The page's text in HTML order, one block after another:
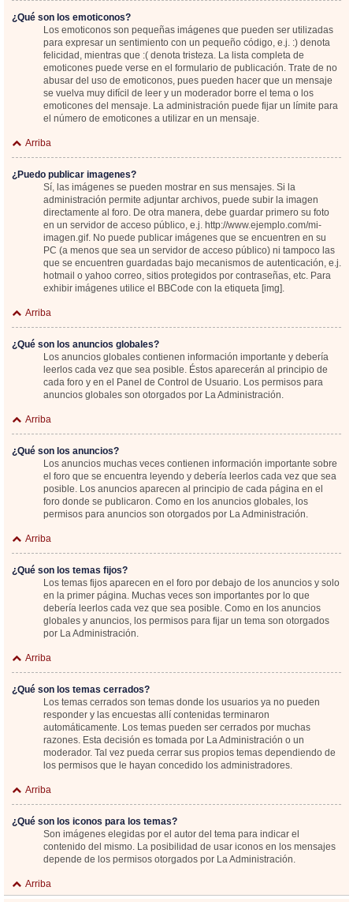
¿Qué son los emoticonos?
Los emoticonos son pequeñas imágenes que pueden ser utilizadas
para expresar un sentimiento con un pequeño código, e.j. :) denota
felicidad, mientras que :( denota tristeza. La lista completa de
emoticones puede verse en el formulario de publicación. Trate de no
abusar del uso de emoticonos, pues pueden hacer que un mensaje
se vuelva muy difícil de leer y un moderador borre el tema o los
emoticones del mensaje. La administración puede fijar un límite para
el número de emoticones a utilizar en un mensaje.
Arriba
¿Puedo publicar imagenes?
Sí, las imágenes se pueden mostrar en sus mensajes. Si la
administración permite adjuntar archivos, puede subir la imagen
directamente al foro. De otra manera, debe guardar primero su foto
en un servidor de acceso público, e.j. http://www.ejemplo.com/mi-
imagen.gif. No puede publicar imágenes que se encuentren en su
PC (a menos que sea un servidor de acceso público) ni tampoco las
que se encuentren guardadas bajo mecanismos de autenticación, e.j.
hotmail o yahoo correo, sitios protegidos por contraseñas, etc. Para
exhibir imágenes utilice el BBCode con la etiqueta [img].
Arriba
¿Qué son los anuncios globales?
Los anuncios globales contienen información importante y debería
leerlos cada vez que sea posible. Éstos aparecerán al principio de
cada foro y en el Panel de Control de Usuario. Los permisos para
anuncios globales son otorgados por La Administración.
Arriba
¿Qué son los anuncios?
Los anuncios muchas veces contienen información importante sobre
el foro que se encuentra leyendo y debería leerlos cada vez que sea
posible. Los anuncios aparecen al principio de cada página en el
foro donde se publicaron. Como en los anuncios globales, los
permisos para anuncios son otorgados por La Administración.
Arriba
¿Qué son los temas fijos?
Los temas fijos aparecen en el foro por debajo de los anuncios y solo
en la primer página. Muchas veces son importantes por lo que
debería leerlos cada vez que sea posible. Como en los anuncios
globales y anuncios, los permisos para fijar un tema son otorgados
por La Administración.
Arriba
¿Qué son los temas cerrados?
Los temas cerrados son temas donde los usuarios ya no pueden
responder y las encuestas allí contenidas terminaron
automáticamente. Los temas pueden ser cerrados por muchas
razones. Esta decisión es tomada por La Administración o un
moderador. Tal vez pueda cerrar sus propios temas dependiendo de
los permisos que le hayan concedido los administradores.
Arriba
¿Qué son los iconos para los temas?
Son imágenes elegidas por el autor del tema para indicar el
contenido del mismo. La posibilidad de usar iconos en los mensajes
depende de los permisos otorgados por La Administración.
Arriba